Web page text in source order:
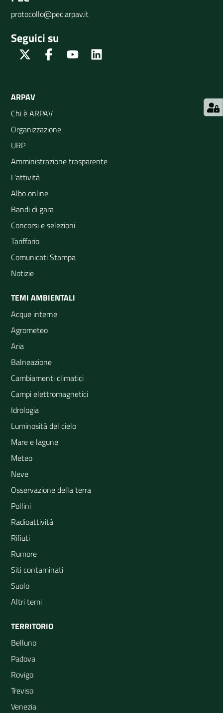
protocollo@pec.arpav.it
Seguici su
Twitter FacebookYoutube
ARPAV
Chi è ARPAV
Organizzazione
URP
Amministrazione trasparente
L'attività
Albo online
Bandi di gara
Concorsi e selezioni
Tariffario
Comunicati Stampa
Notizie
TEMI AMBIENTALI
Acque interne
Agrometeo
Aria
Balneazione
Cambiamenti climatici
Campi elettromagnetici
Idrologia
Luminosità del cielo
Mare e lagune
Meteo
Neve
Osservazione della terra
Pollini
Radioattività
Rifiuti
Rumore
Siti contaminati
Suolo
Altri temi
TERRITORIO
Belluno
Padova
Rovigo
Treviso
Venezia